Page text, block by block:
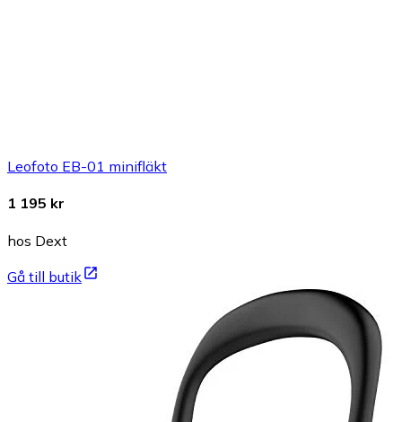
Leofoto EB-01 minifläkt
1 195 kr
hos Dext
Gå till butik